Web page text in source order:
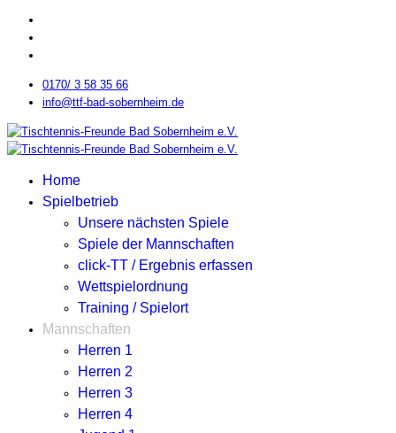
0170/ 3 58 35 66
info@ttf-bad-sobernheim.de
Home
Spielbetrieb
Unsere nächsten Spiele
Spiele der Mannschaften
click-TT / Ergebnis erfassen
Wettspielordnung
Training / Spielort
Mannschaften
Herren 1
Herren 2
Herren 3
Herren 4